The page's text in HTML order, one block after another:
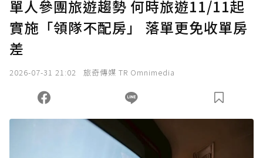
單人參團旅遊趨勢 何時旅遊11/11起
實施「領隊不配房」 落單更免收單房
差
2026-07-31 21:02 旅奇傳媒 TR Omnimedia